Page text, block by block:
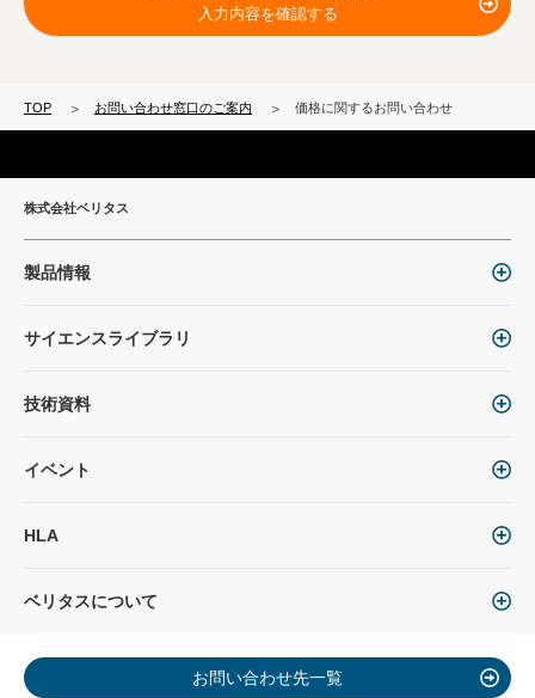
入力内容を確認する
TOP お問い合わせ窓口のご案内 価格に関するお問い合わせ
株式会社ベリタス
製品情報
サイエンスライブラリ
技術資料
イベント
HLA
ベリタスについて
お問い合わせ先一覧